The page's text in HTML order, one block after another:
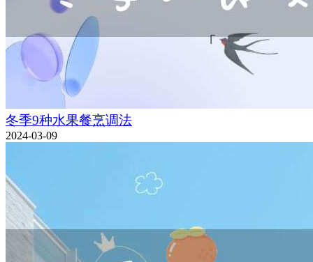
冬季9种水果餐烹调法
2024-03-09